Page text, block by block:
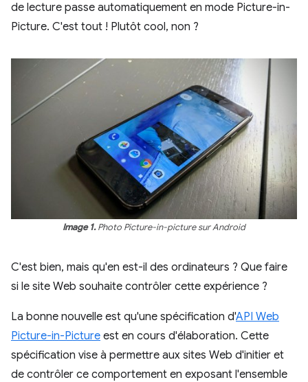
de lecture passe automatiquement en mode Picture-in-
Picture. C'est tout ! Plutôt cool, non ?
Image 1.Photo Picture-in-picture sur Android
C'est bien, mais qu'en est-il des ordinateurs ? Que faire
si le site Web souhaite contrôler cette expérience ?
La bonne nouvelle est qu'une spécification d'API Web
Picture-in-Picture est en cours d'élaboration. Cette
spécification vise à permettre aux sites Web d'initier et
de contrôler ce comportement en exposant l'ensemble